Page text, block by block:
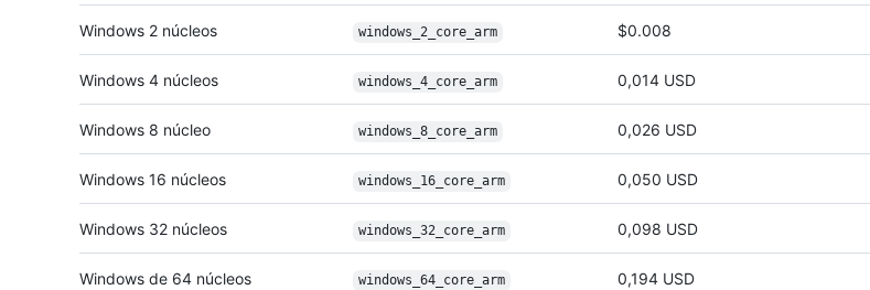
Windows 2 núcleos windows_2_core_ arm $0.008
Windows 4 núcleos windows_4_core_ arm 0,014 USD
Windows 8 núcleo windows_8_core_ arm 0,026 USD
Windows 16 núcleos windows_16_core_ arm 0,050 USD
Windows 32 núcleos windows_32_core_ arm 0,098 USD
Windows de 64 núcleos windows_64_core_ arm 0,194 USD